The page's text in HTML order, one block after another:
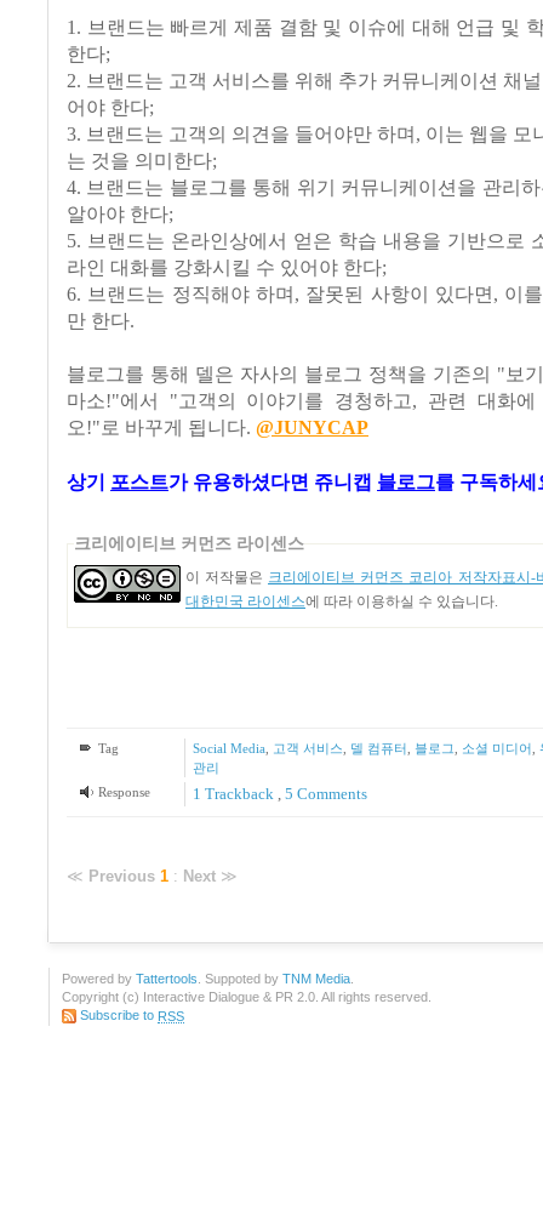
1. 브랜드는 빠르게 제품 결함 및 이슈에 대해 언급 및
한다;
2. 브랜드는 고객 서비스를 위해 추가 커뮤니케이션 채
어야 한다;
3. 브랜드는 고객의 의견을 들어야만 하며, 이는 웹을 모
는 것을 의미한다;
4. 브랜드는 블로그를 통해 위기 커뮤니케이션을 관리
알아야 한다;
5. 브랜드는 온라인상에서 얻은 학습 내용을 기반으로
라인 대화를 강화시킬 수 있어야 한다;
6. 브랜드는 정직해야 하며, 잘못된 사항이 있다면, 이
만 한다.
블로그를 통해 델은 자사의 블로그 정책을 기존의 "보
마소!"에서 "고객의 이야기를 경청하고, 관련 대화
오!"로 바꾸게 됩니다. @JUNYCAP
상기 포스트가유용하셨다면 쥬니캡 블로그를 구독하세
크리에이티브 커먼즈 라이센스
이 저작물은 크리에이티브 커먼즈 코리아 저작자표시-
대한민국 라이센스에 따라 이용하실 수 있습니다.
Tag Social Media 고객 서비스 델 컴퓨터 블로그 소셜 미디어
관리
Response
1 Trackback 5 Comments
≪ Previous 1 : Next ≫
Powered by Tattertools . Suppoted by TNM Media
Copyright (c) Interactive Dialogue & PR 2.0. All rights reserved.
Subscribe to RSS